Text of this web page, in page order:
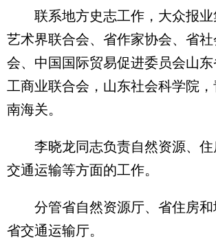
联系地方史志工作，大众报业
艺术界联合会、省作家协会、省
会、中国国际贸易促进委员会山
工商业联合会，山东社会科学院
南海关。
李晓龙同志负责自然资源、住
交通运输等方面的工作。
分管省自然资源厅、省住房和
省交通运输厅。